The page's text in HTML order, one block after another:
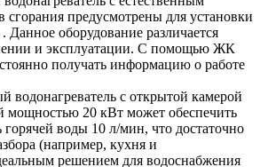
сгорания предусмотрены для установки
оборудование различается
и эксплуатации. С помощью ЖК
получать информацию о работе
водонагреватель с открытой камерой
мощностью 20 кВт может обеспечить
горячей воды 10 л/мин, что достаточно
(например, кухня и
решением для водоснабжения